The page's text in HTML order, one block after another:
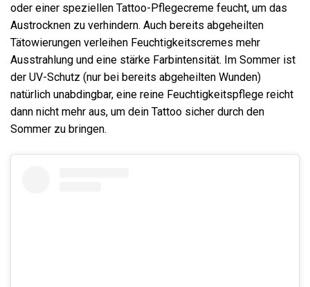
oder einer speziellen Tattoo-Pflegecreme feucht, um das
Austrocknen zu verhindern. Auch bereits abgeheilten
Tätowierungen verleihen Feuchtigkeitscremes mehr
Ausstrahlung und eine stärke Farbintensität. Im Sommer ist
der UV-Schutz (nur bei bereits abgeheilten Wunden)
natürlich unabdingbar, eine reine Feuchtigkeitspflege reicht
dann nicht mehr aus, um dein Tattoo sicher durch den
Sommer zu bringen.